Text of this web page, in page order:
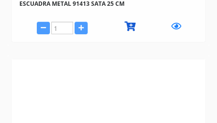
ESCUADRA METAL 91413 SATA 25 CM